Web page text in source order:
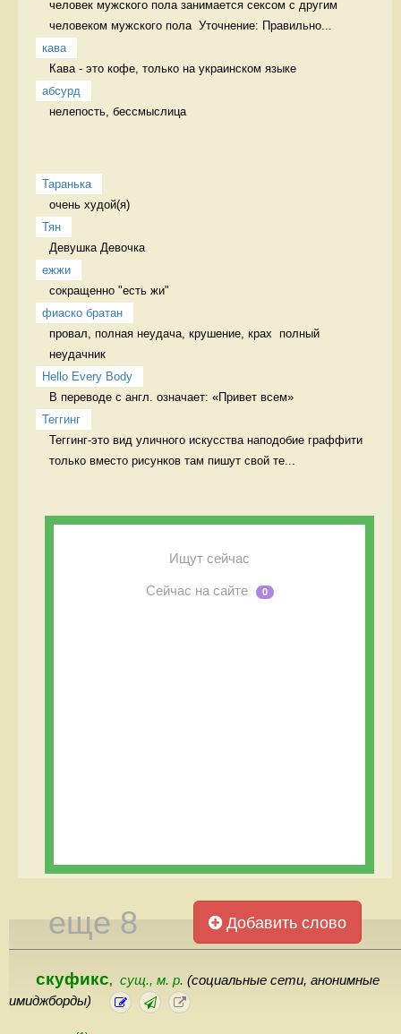
человек мужского пола занимается сексом с другим
человеком мужского пола  Уточнение: Правильно...
кава
Кава - это кофе, только на украинском языке
абсурд
нелепость, бессмыслица
Таранька
очень худой(я)
Тян
Девушка Девочка
ежжи
сокращенно "есть жи"
фиаско братан
провал, полная неудача, крушение, крах  полный
неудачник
Hello Every Body
В переводе с англ. означает: «Привет всем»
Теггинг
Теггинг-это вид уличного искусства наподобие граффити
только вместо рисунков там пишут свой те...
Ищут сейчас
Сейчас на сайте 0
еще 8 Добавить слово
скуфикс, сущ., м. р. (социальные сети, анонимные
имиджборды)